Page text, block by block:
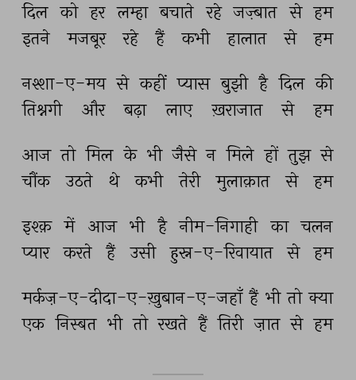
दिल को हर लम्हा बचाते रहे जज़्बात से हम
इतने
मजबूर रहे हैं कभी हालात से हम
नश्शा-ए-मय से कहीं प्यास बुझी है दिल की
तिश्नगी
और बढ़ा लाए ख़राजात से हम
आज तो मिल के भी जैसे न मिले हों तुझ से
चौंक
उठते थे कभी तेरी मुलाक़ात से हम
इश्क़ में आज भी है नीम-निगाही का चलन
प्यार
करते हैं उसी हुस्न-ए-रिवायात से हम
मर्कज़-ए-दीदा-ए-ख़ुबान-ए-जहाँ हैं भी तो क्या
एक निस्बत भी तो रखते हैं तिरी ज़ात से हम